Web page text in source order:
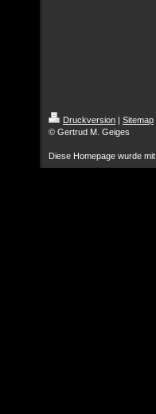
Druckversion | Sitemap
© Gertrud M. Geiges
Diese Homepage wurde mit